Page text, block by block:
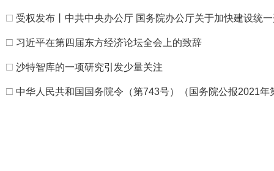
□ 受权发布丨中共中央办公厅 国务院办公厅关于加快建设统
□ 习近平在第四届东方经济论坛全会上的致辞
□ 沙特智库的一项研究引发少量关注
□ 中华人民共和国国务院令（第743号）（国务院公报2021年